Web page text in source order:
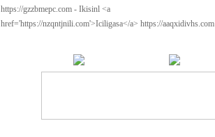
https://gzzbmepc.com - Ikisinl <a
href='https://nzqntjnili.com'>Iciligasa</a> https://aaqxidivhs.com